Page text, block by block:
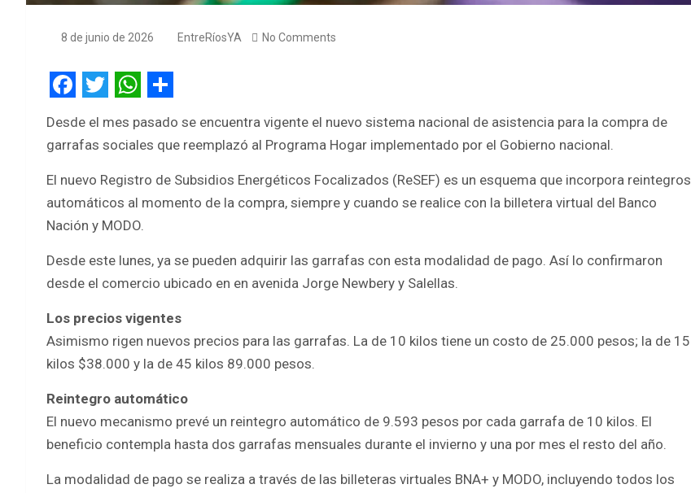
8 de junio de 2026 EntreRíosYA No Comments
F
a
e
b
o
k
T
w
t
t
e
r
h
t
s
p
p
h
r
e
Desde el mes pasado se encuentra vigente el nuevo sistema nacional de asistencia para la compra de
garrafas sociales que reemplazó al Programa Hogar implementado por el Gobierno nacional.
El nuevo Registro de Subsidios Energéticos Focalizados (ReSEF) es un esquema que incorpora reintegros
automáticos al momento de la compra, siempre y cuando se realice con la billetera virtual del Banco
Nación y MODO.
Desde este lunes, ya se pueden adquirir las garrafas con esta modalidad de pago. Así lo confirmaron
desde el comercio ubicado en en avenida Jorge Newbery y Salellas.
Los precios vigentes
Asimismo rigen nuevos precios para las garrafas. La de 10 kilos tiene un costo de 25.000 pesos; la de 15
kilos $38.000 y la de 45 kilos 89.000 pesos.
Reintegro automático
El nuevo mecanismo prevé un reintegro automático de 9.593 pesos por cada garrafa de 10 kilos. El
beneficio contempla hasta dos garrafas mensuales durante el invierno y una por mes el resto del año.
La modalidad de pago se realiza a través de las billeteras virtuales BNA+ y MODO, incluyendo todos los